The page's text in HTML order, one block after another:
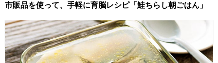
市販品を使って、手軽に育脳レシピ「鮭ちらし朝ごはん」